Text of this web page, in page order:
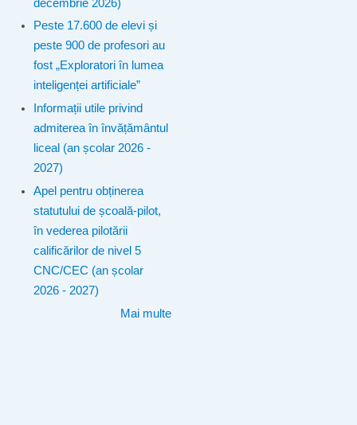
decembrie 2026)
Peste 17.600 de elevi și
peste 900 de profesori au
fost „Exploratori în lumea
inteligenței artificiale”
Informații utile privind
admiterea în învățământul
liceal (an școlar 2026 -
2027)
Apel pentru obținerea
statutului de școală-pilot,
în vederea pilotării
calificărilor de nivel 5
CNC/CEC (an școlar
2026 - 2027)
Mai multe